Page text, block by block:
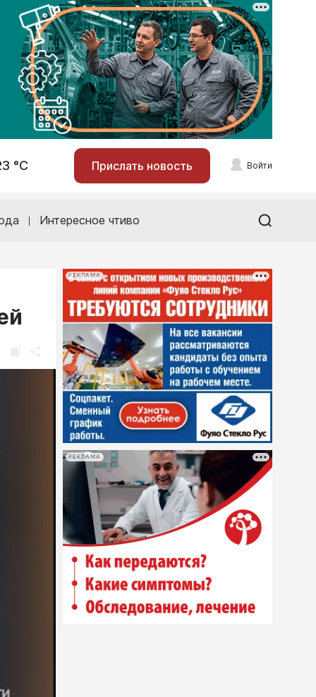
°С Прислать новость Войти
Интересное чтиво
РЕКЛАМА
РЕКЛАМА